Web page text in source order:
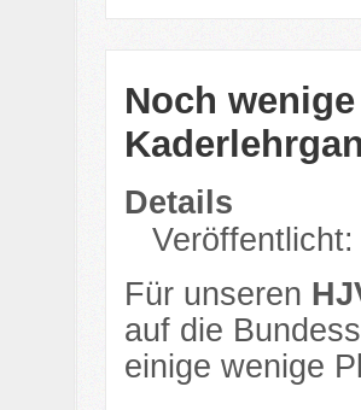
Noch
Details
Für unseren
auf die
einige wenige